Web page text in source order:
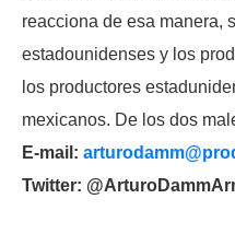
reacciona de esa manera,
estadounidenses y los
los productores
mexicanos. De los dos
E-mail:
Twitter: